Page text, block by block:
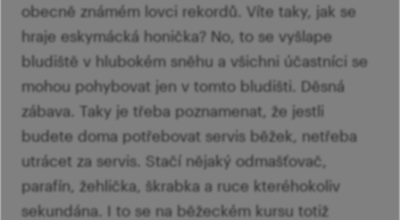
obecně známém lovci rekordů. Víte taky, jak se
hraje eskymácká honička? No, to se vyšlape
bludiště v hlubokém sněhu a všichni účastníci se
mohou pohybovat jen v tomto bludišti. Děsná
zábava. Taky je třeba poznamenat, že jestli
budete doma potřebovat servis běžek, netřeba
utrácet za servis. Stačí nějaký odmašťovač,
parafín, žehlička, škrabka a ruce kteréhokoliv
sekundána. I to se na běžeckém kursu totiž